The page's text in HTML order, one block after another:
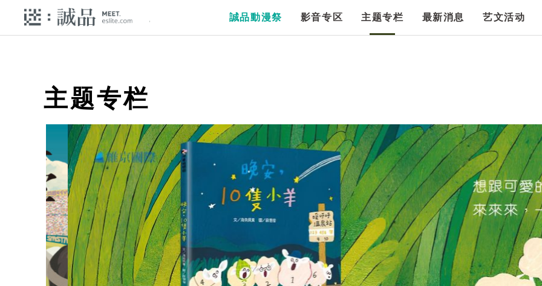
誠品動漫祭 影音专区 主题专栏 最新消息 艺文活动
主题专栏